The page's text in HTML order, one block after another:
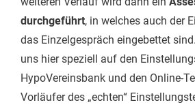
durchgeführt, in welches auch der
das Einzelgespräch eingebettet
uns hier speziell auf den
HypoVereinsbank und den Online-
Vorläufer des „echten“